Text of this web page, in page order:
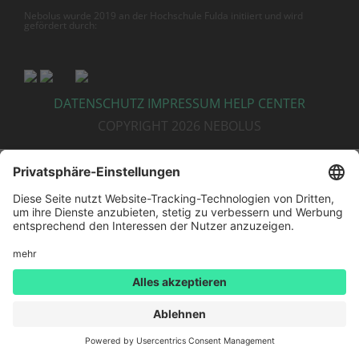
Nebolus wurde 2019 an der Hochschule Fulda initiiert und wird
gefördert durch:
DATENSCHUTZ IMPRESSUM HELP CENTER
COPYRIGHT 2026 NEBOLUS